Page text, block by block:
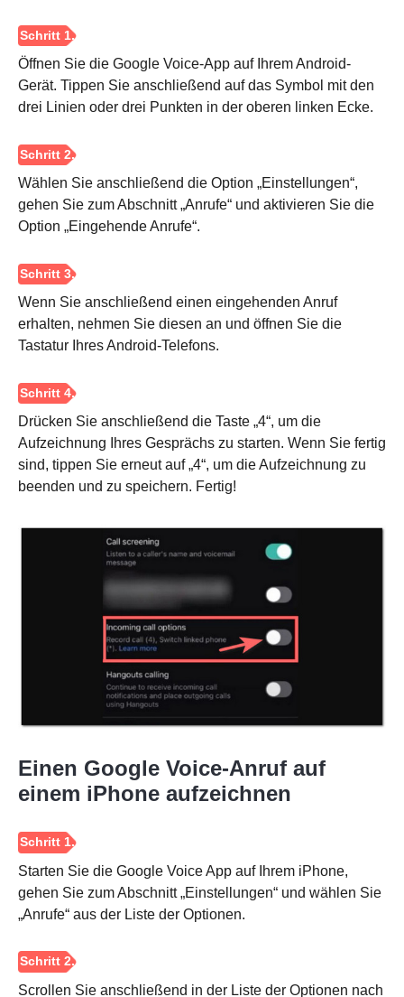
Öffnen Sie die Google Voice-App auf Ihrem Android-
Gerät. Tippen Sie anschließend auf das Symbol mit den
drei Linien oder drei Punkten in der oberen linken Ecke.
Wählen Sie anschließend die Option „Einstellungen“,
gehen Sie zum Abschnitt „Anrufe“ und aktivieren Sie die
Option „Eingehende Anrufe“.
Wenn Sie anschließend einen eingehenden Anruf
erhalten, nehmen Sie diesen an und öffnen Sie die
Tastatur Ihres Android-Telefons.
Drücken Sie anschließend die Taste „4“, um die
Aufzeichnung Ihres Gesprächs zu starten. Wenn Sie fertig
sind, tippen Sie erneut auf „4“, um die Aufzeichnung zu
beenden und zu speichern. Fertig!
Einen Google Voice-Anruf auf
einem iPhone aufzeichnen
Starten Sie die Google Voice App auf Ihrem iPhone,
gehen Sie zum Abschnitt „Einstellungen“ und wählen Sie
„Anrufe“ aus der Liste der Optionen.
Scrollen Sie anschließend in der Liste der Optionen nach